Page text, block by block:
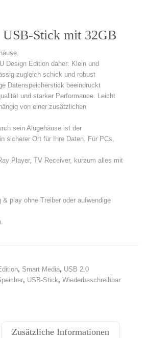
Stick mit 32GB
Design Edition daher: Klein und
zugleich schick und robust
Datenspeicherstick beeindruckt
und starker Performance. Leicht
von einer zusätzlichen
sein Alugehäuse ist der
sicherer Ort für Ihre Daten. Für PCs,
Player, TV Receiver, kurzum alles mit
play ohne Treiber oder aufwendige
, Smart Media, USB 2.0
, USB-Stick, Wiederbeschreibbar
Zusätzliche Informationen